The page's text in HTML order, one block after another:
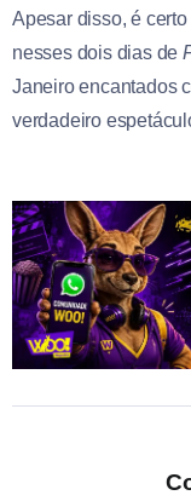
Apesar disso, é
nesses dois dias de
Janeiro encantados
verdadeiro